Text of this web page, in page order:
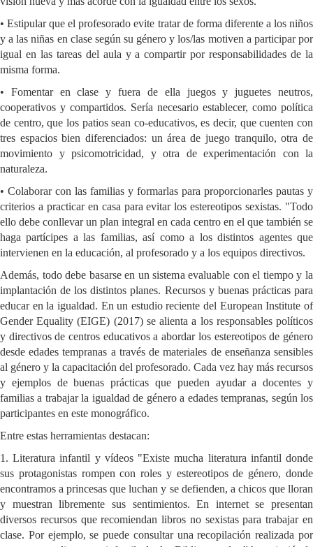
• Estipular que el profesorado evite tratar de forma diferente a los niños
y a las niñas en clase según su género y los/las motiven a participar por
igual en las tareas del aula y a compartir por responsabilidades de la
misma forma.
• Fomentar en clase y fuera de ella juegos y juguetes neutros,
cooperativos y compartidos. Sería necesario establecer, como política
de centro, que los patios sean co-educativos, es decir, que cuenten con
tres espacios bien diferenciados: un área de juego tranquilo, otra de
movimiento y psicomotricidad, y otra de experimentación con la
naturaleza.
• Colaborar con las familias y formarlas para proporcionarles pautas y
criterios a practicar en casa para evitar los estereotipos sexistas. "Todo
ello debe conllevar un plan integral en cada centro en el que también se
haga partícipes a las familias, así como a los distintos agentes que
intervienen en la educación, al profesorado y a los equipos directivos.
Además, todo debe basarse en un sistema evaluable con el tiempo y la
implantación de los distintos planes. Recursos y buenas prácticas para
educar en la igualdad. En un estudio reciente del European Institute of
Gender Equality (EIGE) (2017) se alienta a los responsables políticos
y directivos de centros educativos a abordar los estereotipos de género
desde edades tempranas a través de materiales de enseñanza sensibles
al género y la capacitación del profesorado. Cada vez hay más recursos
y ejemplos de buenas prácticas que pueden ayudar a docentes y
familias a trabajar la igualdad de género a edades tempranas, según los
participantes en este monográfico.
Entre estas herramientas destacan:
1. Literatura infantil y vídeos "Existe mucha literatura infantil donde
sus protagonistas rompen con roles y estereotipos de género, donde
encontramos a princesas que luchan y se defienden, a chicos que lloran
y muestran libremente sus sentimientos. En internet se presentan
diversos recursos que recomiendan libros no sexistas para trabajar en
clase. Por ejemplo, se puede consultar una recopilación realizada por